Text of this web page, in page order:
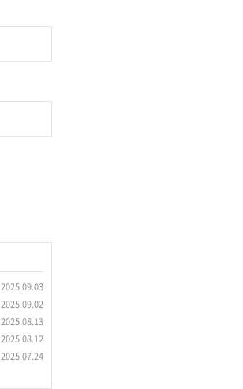
2025.09.03
2025.09.02
2025.08.13
2025.08.12
2025.07.24